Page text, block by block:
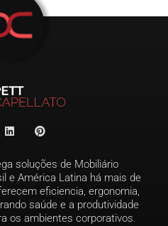
soluções de Mobiliário
e América Latina há mais de
eficiencia, ergonomia,
saúde e a produtividade
os ambientes corporativos.